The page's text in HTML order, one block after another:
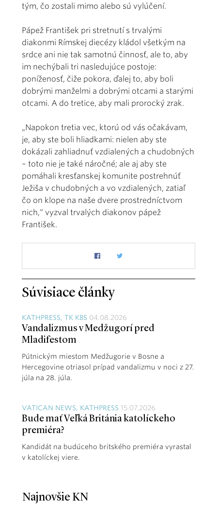
tým, čo zostali mimo alebo sú vylúčení.
Pápež František pri stretnutí s trvalými
diakonmi Rímskej diecézy kládol všetkým na
srdce ani nie tak samotnú činnosť, ale to, aby
im nechýbali tri nasledujúce postoje:
poníženosť, čiže pokora, ďalej to, aby boli
dobrými manželmi a dobrými otcami a starými
otcami. A do tretice, aby mali prorocký zrak.
„Napokon tretia vec, ktorú od vás očakávam,
je, aby ste boli hliadkami: nielen aby ste
dokázali zahliadnuť vzdialených a chudobných
– toto nie je také náročné; ale aj aby ste
pomáhali kresťanskej komunite postrehnúť
Ježiša v chudobných a vo vzdialených, zatiaľ
čo on klope na naše dvere prostredníctvom
nich,“ vyzval trvalých diakonov pápež
František.
Súvisiace články
KATHPRESS, TK KBS 04.08.2026
Vandalizmus v Medžugorí pred
Mladifestom
Pútnickým miestom Medžugorie v Bosne a
Hercegovine otriasol prípad vandalizmu v noci z 27.
júla na 28. júla.
VATICAN NEWS, KATHPRESS 15.07.2026
Bude mať Veľká Británia katolíckeho
premiéra?
Kandidát na budúceho britského premiéra vyrastal
v katolíckej viere.
Najnovšie KN